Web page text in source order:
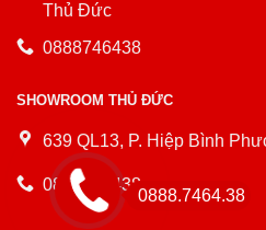
Thủ Đức
0888746438
SHOWROOM THỦ ĐỨC
639 QL13, P. Hiệp Bình
0888746438
0888.7464.38